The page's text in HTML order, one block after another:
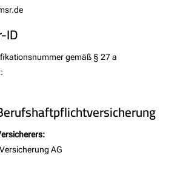
ID
gemäß § 27 a
AG